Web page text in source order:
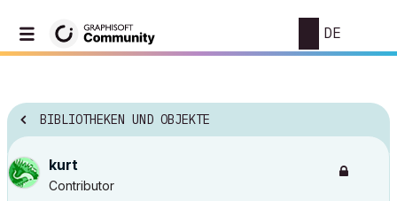
DE
BIBLIOTHEKEN UND OBJEKTE
kurt
Contributor